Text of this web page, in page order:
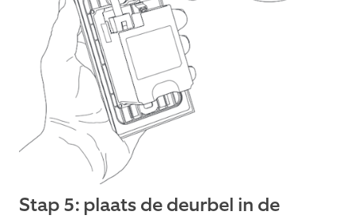
Stap 5: plaats de deurbel in de